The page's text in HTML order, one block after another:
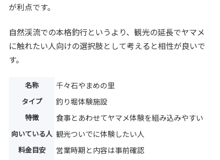
が利点です。
自然渓流での本格釣行というより、観光の延長でヤマメ
に触れたい人向けの選択肢として考えると相性が良いで
す。
名称 千々石やまめの里
タイプ 釣り堀体験施設
特徴 食事とあわせてヤマメ体験を組み込みやすい
向いている人 観光ついでに体験したい人
料金目安 営業時期と内容は事前確認